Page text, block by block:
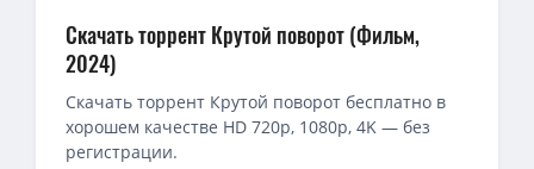
Скачать торрент Крутой поворот (Фильм,
2024)
Скачать торрент Крутой поворот бесплатно в
хорошем качестве HD 720p, 1080p, 4K — без
регистрации.